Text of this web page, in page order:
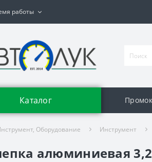
работы
Каталог
Оборудование Инструмент
алюминиевая